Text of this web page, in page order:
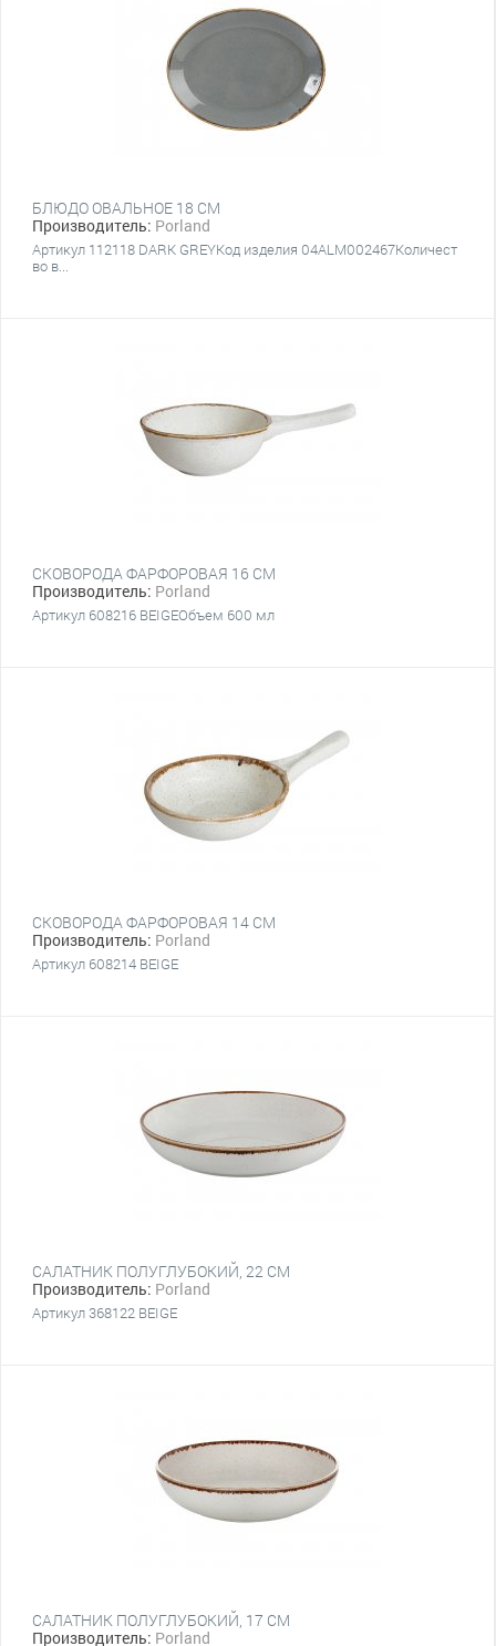
БЛЮДО ОВАЛЬНОЕ 18 CM
Производитель: Porland
Артикул 112118 DARK GREYКод изделия 04ALM002467Количест
во в...
СКОВОРОДА ФАРФОРОВАЯ 16 СМ
Производитель: Porland
Артикул 608216 BEIGEОбъем 600 мл
СКОВОРОДА ФАРФОРОВАЯ 14 СМ
Производитель: Porland
Артикул 608214 BEIGE
САЛАТНИК ПОЛУГЛУБОКИЙ, 22 СМ
Производитель: Porland
Артикул 368122 BEIGE
САЛАТНИК ПОЛУГЛУБОКИЙ, 17 СМ
Производитель: Porland